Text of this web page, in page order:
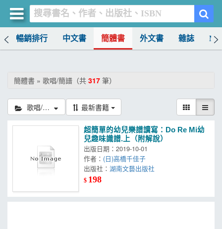
暢銷排行 中文書 簡體書 外文書 雜誌
簡體書 » 歌唱/簡譜（共 317 筆）
歌唱/簡譜 最新書籍
超簡單的幼兒樂譜讀寫：Do Re Mi幼
兒趣味識譜.上（附解說）
出版日期：2019-10-01
作者： (日)高橋千佳子
出版社：湖南文藝出版社
$ 198
買書網
書店暢銷榜
簡體書
外文書